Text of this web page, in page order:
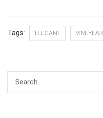
Tags: ELEGANT VINEYEAR